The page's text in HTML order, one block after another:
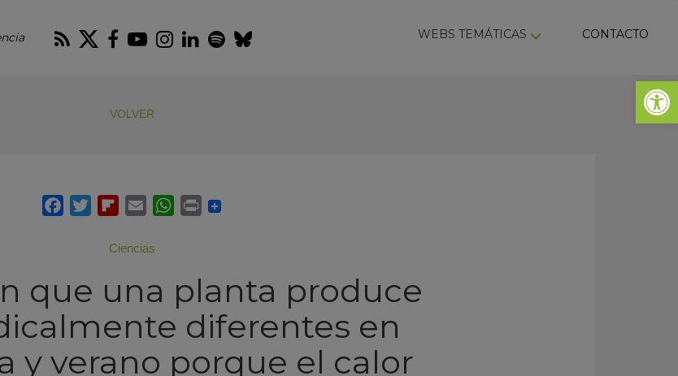
Abrir
RSS Twitter
Facebook
Youtube
Instagram
LinkedIn
Spotify
Bluesky WEBS TEMÁTICAS CONTACTO
VOLVER
Ciencias
que una planta produce
diferentes en
y verano porque el calor